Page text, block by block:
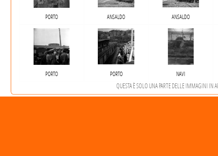
PORTO ANSALDO ANSALDO
PORTO PORTO NAVI
QUESTA È SOLO UNA PARTE DELLE IMMAGINI